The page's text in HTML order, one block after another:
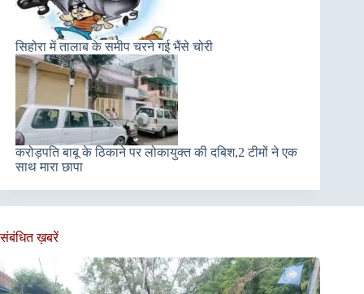
सिहोरा में तालाब के समीप चरने गई भैंसे चोरी
करोड़पति बाबू के ठिकाने पर लोकायुक्त की दबिश,2 टीमों ने एक
साथ मारा छापा
संबंधित ख़बरें